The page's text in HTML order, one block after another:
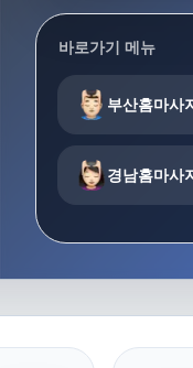
바로가기 메뉴
부산홈마사
경남홈마사